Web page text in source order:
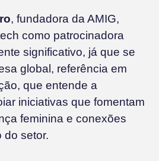
, fundadora da AMIG,
como patrocinadora
significativo, já que se
global, referência em
que entende a
iniciativas que fomentam
feminina e conexões
do setor.